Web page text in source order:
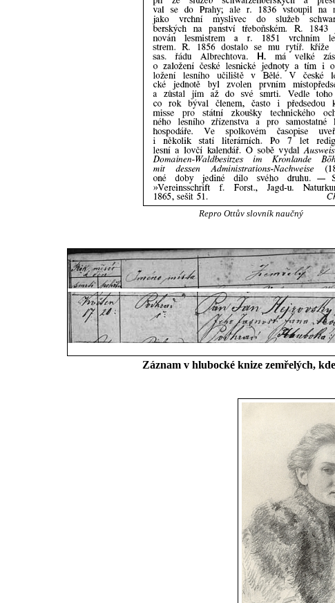
Repro Ottův slovník naučný
Záznam v hlubocké knize zemřelých,